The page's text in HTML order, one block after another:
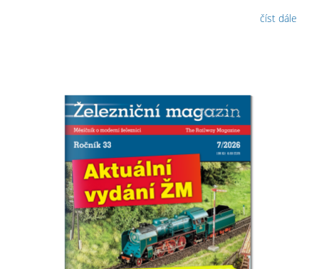
číst dále